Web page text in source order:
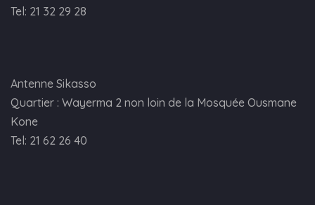
Tel: 21 32 29 28
Antenne Sikasso
Quartier : Wayerma 2 non loin de la Mosquée Ousmane
Kone
Tel: 21 62 26 40